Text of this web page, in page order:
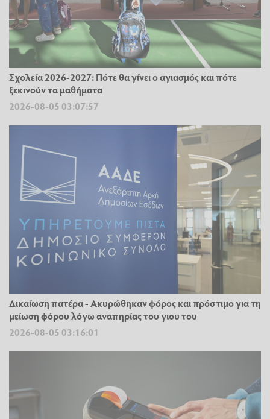
Σχολεία 2026-2027: Πότε θα γίνει ο αγιασμός και πότε
ξεκινούν τα μαθήματα
2026-08-05 03:07:57
Δικαίωση πατέρα - Ακυρώθηκαν φόρος και πρόστιμο για τη
μείωση φόρου λόγω αναπηρίας του γιου του
2026-08-05 03:16:01